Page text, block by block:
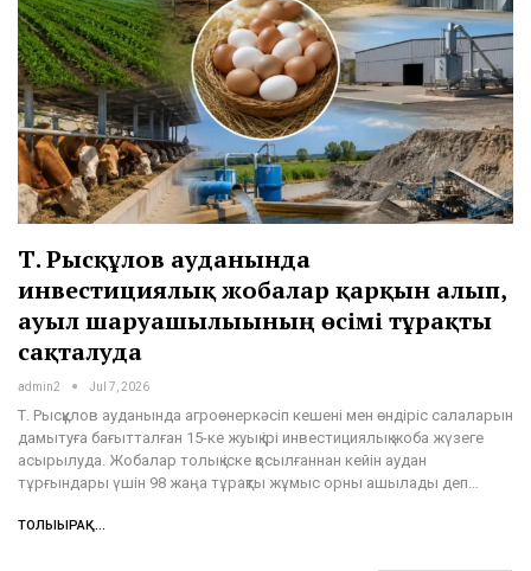
Т. Рысқұлов ауданында
инвестициялық жобалар қарқын алып,
ауыл шаруашылығының өсімі тұрақты
сақталуда
admin2 Jul 7, 2026
Т. Рысқұлов ауданында агроөнеркәсіп кешені мен өндіріс салаларын
дамытуға бағытталған 15-ке жуық ірі инвестициялық жоба жүзеге
асырылуда. Жобалар толық іске қосылғаннан кейін аудан
тұрғындары үшін 98 жаңа тұрақты жұмыс орны ашылады деп…
ТОЛЫҒЫРАҚ...